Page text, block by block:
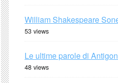
William Shakespeare
53 views
Le ultime parole di
48 views